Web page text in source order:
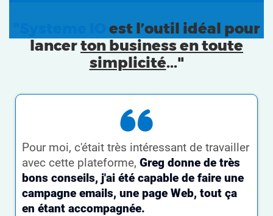
est l’outil idéal pour
lancerton business en toute
simplicité..."
Pour moi, c'était très intéressant de travailler
avec cette plateforme, Greg donne de très
bons conseils, j'ai été capable de faire une
campagne emails, une page Web, tout ça
en étant accompagnée.